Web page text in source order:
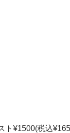
ト¥1500(税込